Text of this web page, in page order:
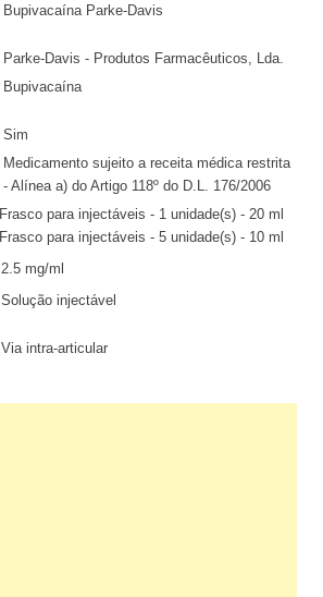
Bupivacaína Parke-Davis
Parke-Davis - Produtos Farmacêuticos, Lda.
Bupivacaína
Sim
Medicamento sujeito a receita médica restrita
- Alínea a) do Artigo 118º do D.L. 176/2006
Frasco para injectáveis - 1 unidade(s) - 20 ml
Frasco para injectáveis - 5 unidade(s) - 10 ml
2.5 mg/ml
Solução injectável
Via intra-articular